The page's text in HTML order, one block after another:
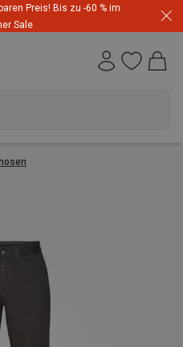
Preis! Bis zu -60 % im
Sale